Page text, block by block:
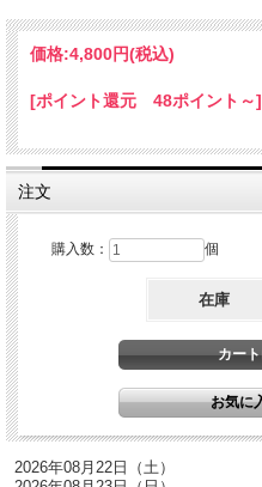
価格:4,800円(税込)
[ポイント還元 48ポイント～]
注文
購入数： 個
在庫